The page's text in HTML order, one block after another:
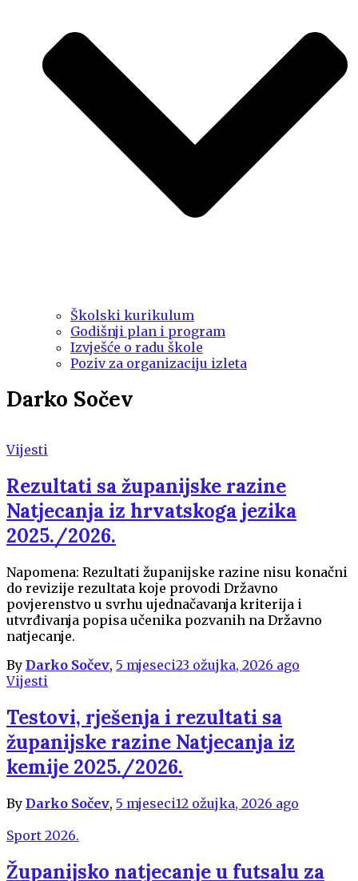
Školski kurikulum
Godišnji plan i program
Izvješće o radu škole
Poziv za organizaciju izleta
Darko Sočev
Vijesti
Rezultati sa županijske razine
Natjecanja iz hrvatskoga jezika
2025./2026.
Napomena: Rezultati županijske razine nisu konačni
do revizije rezultata koje provodi Državno
povjerenstvo u svrhu ujednačavanja kriterija i
utvrđivanja popisa učenika pozvanih na Državno
natjecanje.
By Darko Sočev, 5 mjeseci23 ožujka, 2026 ago
Vijesti
Testovi, rješenja i rezultati sa
županijske razine Natjecanja iz
kemije 2025./2026.
By Darko Sočev, 5 mjeseci12 ožujka, 2026 ago
Sport 2026.
Županijsko natjecanje u futsalu za